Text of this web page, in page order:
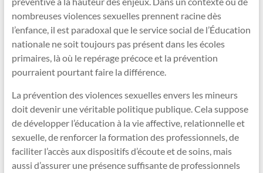
nombreuses violences sexuelles prennent racine dès
l’enfance, il est paradoxal que le service social de l’Éducation
nationale ne soit toujours pas présent dans les écoles
primaires, là où le repérage précoce et la prévention
pourraient pourtant faire la différence.
La prévention des violences sexuelles envers les mineurs
doit devenir une véritable politique publique. Cela suppose
de développer l’éducation à la vie affective, relationnelle et
sexuelle, de renforcer la formation des professionnels, de
faciliter l’accès aux dispositifs d’écoute et de soins, mais
aussi d’assurer une présence suffisante de professionnels